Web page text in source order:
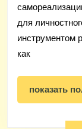
для
инструментом
как
показать